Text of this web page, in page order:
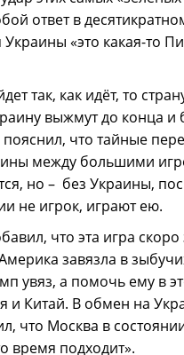
ответ в
Украины «это какая-то
так, как идёт, то
выжмут до конца и
что тайные
между большими
но – без Украины,
не игрок, играют ею.
что эта игра скоро
завязла в
увяз, а помочь ему в
и Китай. В обмен на
что Москва в
время подходит».